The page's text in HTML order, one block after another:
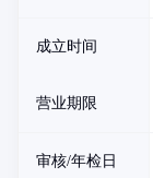
成立时间
营业期限
审核/年检日